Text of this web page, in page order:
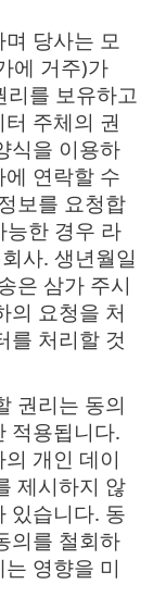
당사는 모
에 거주)가
리를 보유하고
주체의 권
식을 이용하
연락할 수
보를 요청합
능한 경우 라
사. 생년월일
은 삼가 주시
의 요청을 처
를 처리할 것
권리는 동의
적용됩니다.
개인 데이
제시하지 않
있습니다. 동
의를 철회하
영향을 미